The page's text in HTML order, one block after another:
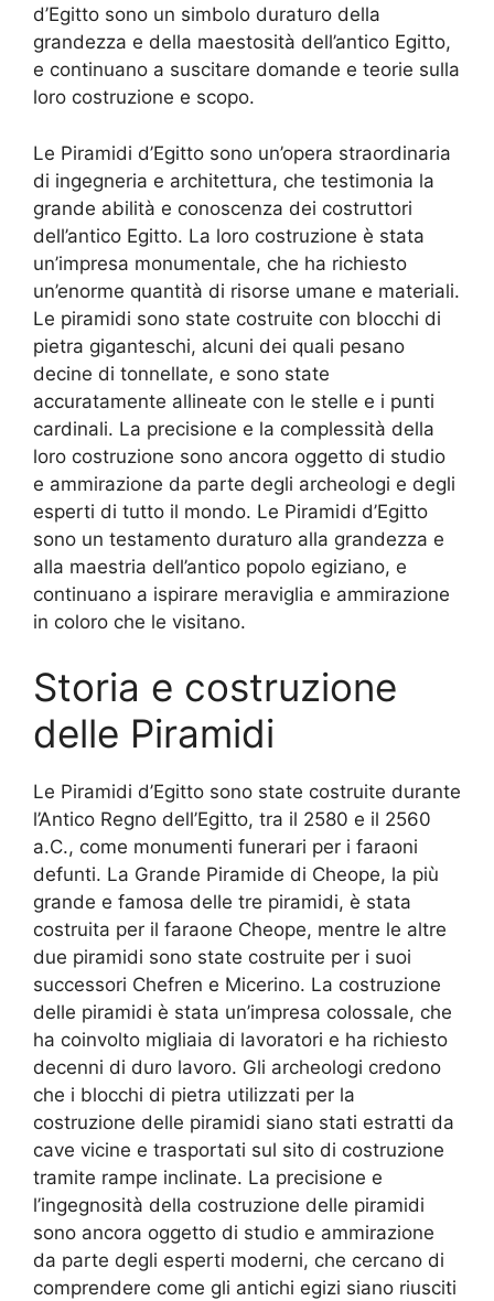
d’Egitto sono un simbolo duraturo della
grandezza e della maestosità dell’antico Egitto,
e continuano a suscitare domande e teorie sulla
loro costruzione e scopo.
Le Piramidi d’Egitto sono un’opera straordinaria
di ingegneria e architettura, che testimonia la
grande abilità e conoscenza dei costruttori
dell’antico Egitto. La loro costruzione è stata
un’impresa monumentale, che ha richiesto
un’enorme quantità di risorse umane e materiali.
Le piramidi sono state costruite con blocchi di
pietra giganteschi, alcuni dei quali pesano
decine di tonnellate, e sono state
accuratamente allineate con le stelle e i punti
cardinali. La precisione e la complessità della
loro costruzione sono ancora oggetto di studio
e ammirazione da parte degli archeologi e degli
esperti di tutto il mondo. Le Piramidi d’Egitto
sono un testamento duraturo alla grandezza e
alla maestria dell’antico popolo egiziano, e
continuano a ispirare meraviglia e ammirazione
in coloro che le visitano.
Storia e costruzione
delle Piramidi
Le Piramidi d’Egitto sono state costruite durante
l’Antico Regno dell’Egitto, tra il 2580 e il 2560
a.C., come monumenti funerari per i faraoni
defunti. La Grande Piramide di Cheope, la più
grande e famosa delle tre piramidi, è stata
costruita per il faraone Cheope, mentre le altre
due piramidi sono state costruite per i suoi
successori Chefren e Micerino. La costruzione
delle piramidi è stata un’impresa colossale, che
ha coinvolto migliaia di lavoratori e ha richiesto
decenni di duro lavoro. Gli archeologi credono
che i blocchi di pietra utilizzati per la
costruzione delle piramidi siano stati estratti da
cave vicine e trasportati sul sito di costruzione
tramite rampe inclinate. La precisione e
l’ingegnosità della costruzione delle piramidi
sono ancora oggetto di studio e ammirazione
da parte degli esperti moderni, che cercano di
comprendere come gli antichi egizi siano riusciti